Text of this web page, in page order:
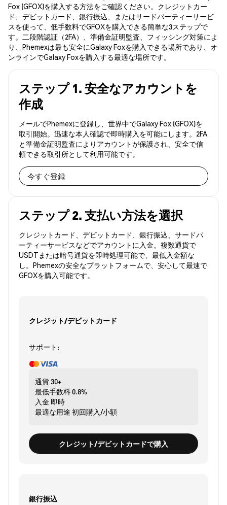
Fox (GFOX)を購入する方法をご確認ください。クレジットカー
ド、デビットカード、銀行振込、またはサードパーティーサービ
スを使って、低手数料でGFOXを購入できる簡単な3ステップで
す。二段階認証（2FA）、準備金証明監査、フィッシング対策によ
り、Phemexは最も安全にGalaxy Foxを購入できる場所であり、オ
ンラインでGalaxy Foxを購入する最適な場所です。
ステップ 1. 安全なアカウントを
作成
メールでPhemexに登録し、世界中でGalaxy Fox (GFOX)を
取引開始。迅速な本人確認で即時購入を可能にします。2FA
と準備金証明監査によりアカウントが保護され、安全で信
頼できる取引所として利用可能です。
今すぐ登録
ステップ 2. 支払い方法を選択
クレジットカード、デビットカード、銀行振込、サードパ
ーティーサービスなどでアカウントに入金。複数通貨で
USDTまたは暗号通貨を即時処理可能で、最低入金額な
し。Phemexの安全なプラットフォームで、安心して最速で
GFOXを購入可能です。
クレジット/デビットカード
サポート:
通貨30+
最低手数料0.8%
入金 即時
最適な用途 初回購入/小額
クレジット/デビットカードで購入
銀行振込